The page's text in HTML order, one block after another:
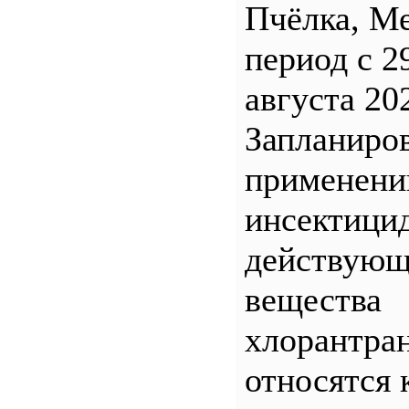
Пчёлка,
период с
августа
вещества
относятся